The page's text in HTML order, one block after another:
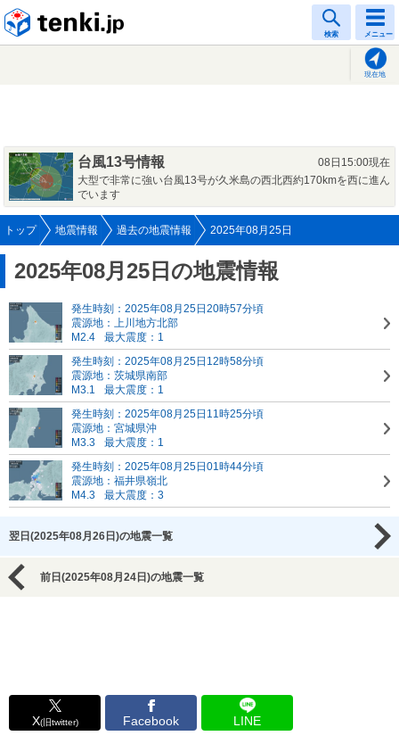
検索 メニュー
現在地
台風13号情報
08日15:00現在
大型で非常に強い台風13号が久米島の西北西約170kmを西に進ん
でいます
トップ 地震情報 過去の地震情報 2025年08月25日
2025年08月25日の地震情報
発生時刻：2025年08月25日20時57分頃
震源地：上川地方北部
M2.4
最大震度：1
発生時刻：2025年08月25日12時58分頃
震源地：茨城県南部
M3.1
最大震度：1
発生時刻：2025年08月25日11時25分頃
震源地：宮城県沖
M3.3
最大震度：1
発生時刻：2025年08月25日01時44分頃
震源地：福井県嶺北
M4.3
最大震度：3
翌日(2025年08月26日)の地震一覧
前日(2025年08月24日)の地震一覧
X(旧twitter) Facebook LINE